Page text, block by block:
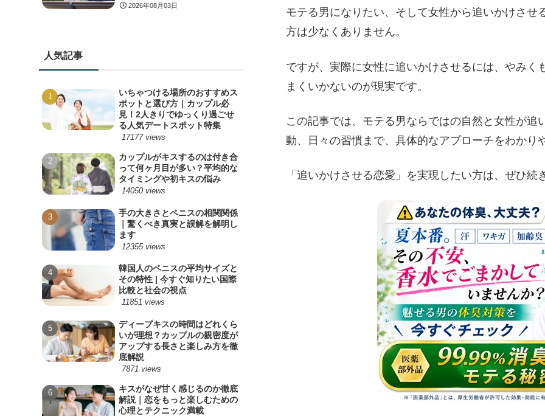
モテる男になりたい、そして女性から追いかけさ
方は少なくありません。
ですが、実際に女性に追いかけさせるには、やみ
まくいかないのが現実です。
この記事では、モテる男ならではの自然と女性が
動、日々の習慣まで、具体的なアプローチをわかり
「追いかけさせる恋愛」を実現したい方は、ぜひ続
2026年08月03日
人気記事
いちゃつける場所のおすすめス
ポットと選び方｜カップル必
見！2人きりでゆっくり過ごせ
る人気デートスポット特集
17177 views
カップルがキスするのは付き合
って何ヶ月目が多い？平均的な
タイミングや初キスの悩み
14050 views
手の大きさとペニスの相関関係
｜驚くべき真実と誤解を解明し
ます
12355 views
韓国人のペニスの平均サイズと
その特性 | 今すぐ知りたい国際
比較と社会の視点
11851 views
ディープキスの時間はどれくら
いが理想？カップルの親密度が
アップする長さと楽しみ方を徹
底解説
7871 views
キスがなぜ甘く感じるのか徹底
解説｜恋をもっと楽しむための
心理とテクニック満載